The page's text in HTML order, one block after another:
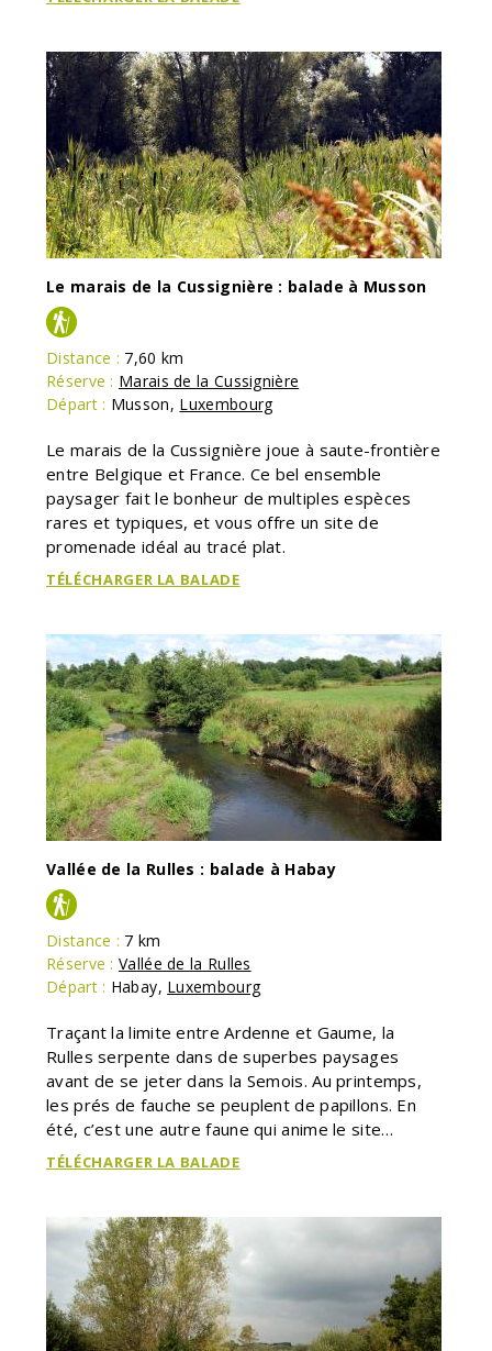
Le marais de la Cussignière : balade à Musson
Distance : 7,60 km
Réserve : Marais de la Cussignière
Départ : Musson, Luxembourg
Le marais de la Cussignière joue à saute-frontière
entre Belgique et France. Ce bel ensemble
paysager fait le bonheur de multiples espèces
rares et typiques, et vous offre un site de
promenade idéal au tracé plat.
TÉLÉCHARGER LA BALADE
Vallée de la Rulles : balade à Habay
Distance : 7 km
Réserve : Vallée de la Rulles
Départ : Habay, Luxembourg
Traçant la limite entre Ardenne et Gaume, la
Rulles serpente dans de superbes paysages
avant de se jeter dans la Semois. Au printemps,
les prés de fauche se peuplent de papillons. En
été, c’est une autre faune qui anime le site…
TÉLÉCHARGER LA BALADE